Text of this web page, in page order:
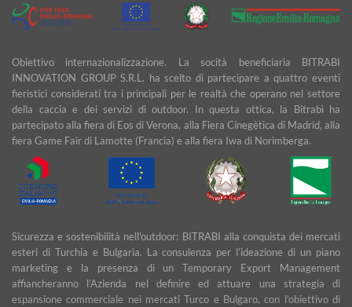
Obiettivo internazionalizzazione. La socità beneficiaria BITRABI
INNOVATION GROUP S.R.L. ha scelto di partecipare a quattro eventi
fieristici considerati tra i principali per le realtà che operano nel settore
della caccia e dei servizi di outdoor. In questa ottica, la Bitrabì ha
partecipato alla fiera di Eos di Verona, alla Fiera Cinegètica di Madrid, alla
fiera Game Fair di Lamotte (Francia) e alla fiera Iwa di Norimberga.
Sicurezza e sostenibilità nell'outdoor: BITRABI alla conquista dei mercati
esteri di Turchia e Bulgaria. La consulenza per l’ideazione di un piano
marketing e la presenza di un Temporary Export Management
affiancheranno l’Azienda nel definire ed attuare una strategia di
espansione commerciale nei mercati Turco e Bulgaro, con l’obiettivo di